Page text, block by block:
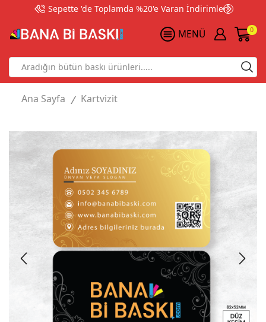
Sepette 'de Toplamda %20'e Varan İndirimler!
MENÜ 0
Search
input
Ana Sayfa / Kartvizit